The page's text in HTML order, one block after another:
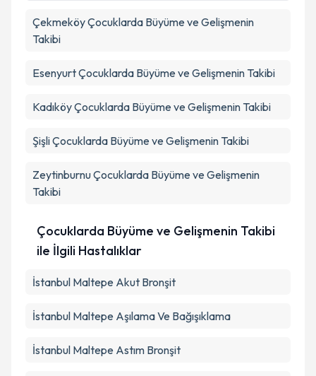
ÇekmeköyÇocuklarda Büyüme ve Gelişmenin
Takibi
EsenyurtÇocuklarda Büyüme ve Gelişmenin Takibi
KadıköyÇocuklarda Büyüme ve Gelişmenin Takibi
ŞişliÇocuklarda Büyüme ve Gelişmenin Takibi
ZeytinburnuÇocuklarda Büyüme ve Gelişmenin
Takibi
Çocuklarda Büyüme ve Gelişmenin Takibi
ile İlgili Hastalıklar
İstanbul Maltepe Akut Bronşit
İstanbul Maltepe Aşılama Ve Bağışıklama
İstanbul Maltepe Astım Bronşit